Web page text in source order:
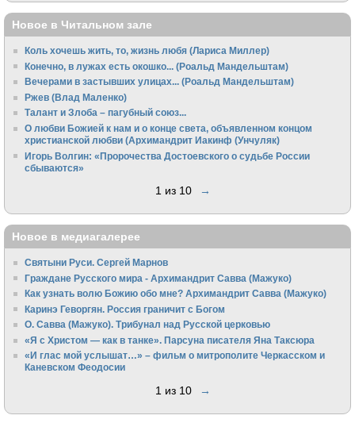
Новое в Читальном зале
Коль хочешь жить, то, жизнь любя (Лариса Миллер)
Конечно, в лужах есть окошко... (Роальд Мандельштам)
Вечерами в застывших улицах... (Роальд Мандельштам)
Ржев (Влад Маленко)
Талант и Злоба – пагубный союз...
О любви Божией к нам и о конце света, объявленном концом
христианской любви (Архимандрит Иакинф (Унчуляк)
Игорь Волгин: «Пророчества Достоевского о судьбе России
сбываются»
1 из 10 →
Новое в медиагалерее
Святыни Руси. Сергей Марнов
Граждане Русского мира - Архимандрит Савва (Мажуко)
Как узнать волю Божию обо мне? Архимандрит Савва (Мажуко)
Каринэ Геворгян. Россия граничит с Богом
О. Савва (Мажуко). Трибунал над Русской церковью
«Я с Христом — как в танке». Парсуна писателя Яна Таксюра
«И глас мой услышат…» – фильм о митрополите Черкасском и
Каневском Феодосии
1 из 10 →